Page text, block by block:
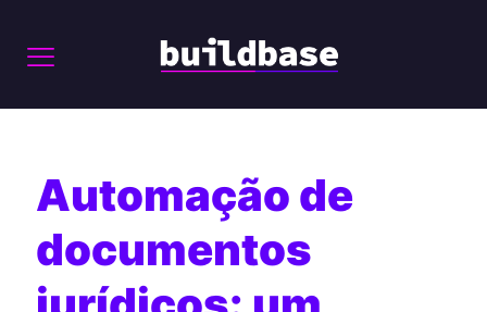
Automação de
documentos